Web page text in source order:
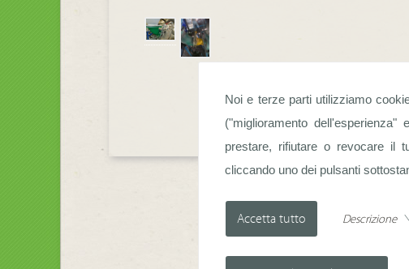
Noi e terze parti utilizziamo
("miglioramento dell'esperienza"
prestare, rifiutare o revocare il
cliccando uno dei pulsanti
Descrizione